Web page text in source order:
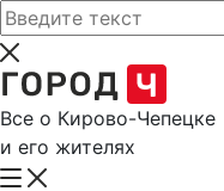
Все о Кирово-Чепецке
и его жителях